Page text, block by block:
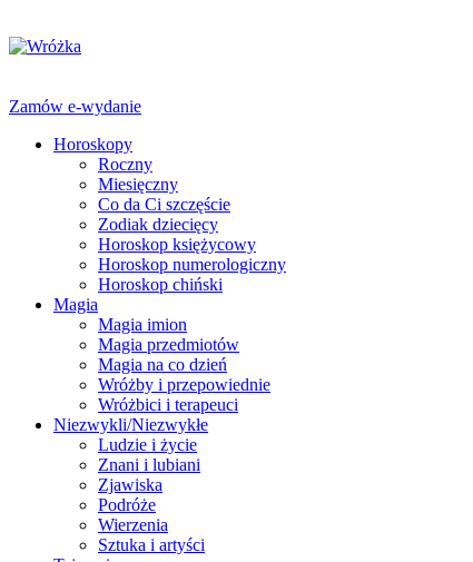
Zamów e-wydanie
Horoskopy
Roczny
Miesięczny
Co da Ci szczęście
Zodiak dziecięcy
Horoskop księżycowy
Horoskop numerologiczny
Horoskop chiński
Magia
Magia imion
Magia przedmiotów
Magia na co dzień
Wróżby i przepowiednie
Wróżbici i terapeuci
Niezwykli/Niezwykłe
Ludzie i życie
Znani i lubiani
Zjawiska
Podróże
Wierzenia
Sztuka i artyści